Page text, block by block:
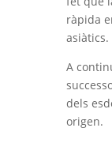
ràpida
asiàtics.
A
dels
origen.